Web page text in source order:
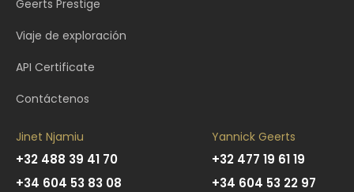
Geerts Prestige
Viaje de exploración
API Certificate
Contáctenos
Jinet Njamiu
+32 488 39 41 70
+34 604 53 83 08
Yannick Geerts
+32 477 19 61 19
+34 604 53 22 97